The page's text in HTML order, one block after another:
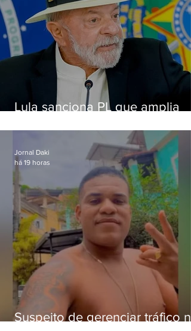
Lula sanciona PL que amplia
crianças
Suspeito de gerenciar tráfico na
Jornal Daki
há 19 horas